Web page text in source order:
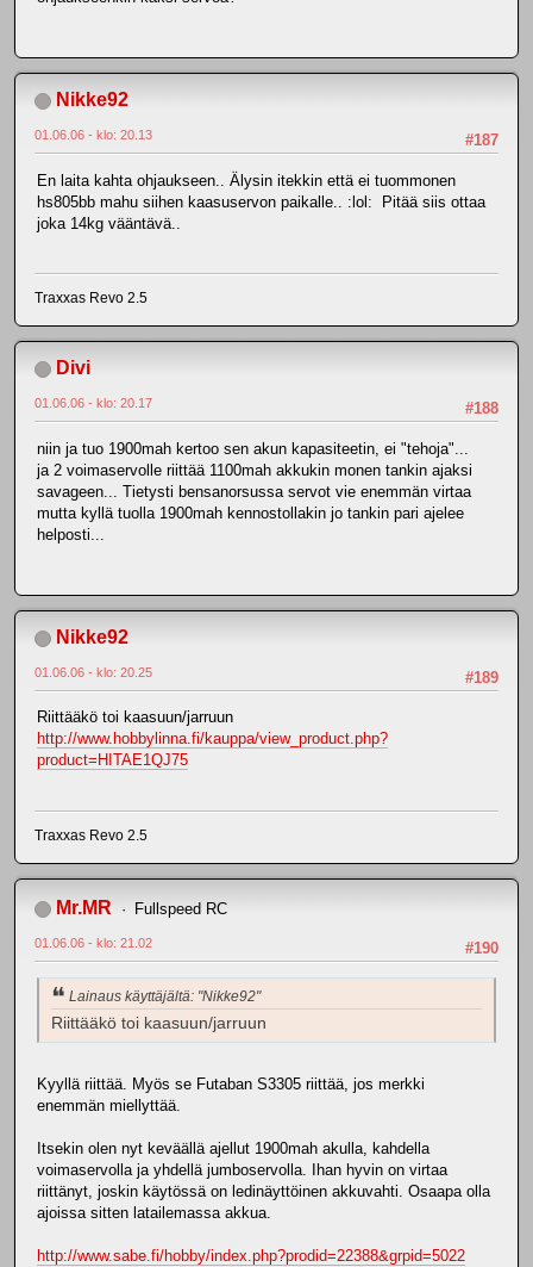
Nikke92
#187
01.06.06 - klo: 20.13
En laita kahta ohjaukseen.. Älysin itekkin että ei tuommonen
hs805bb mahu siihen kaasuservon paikalle.. :lol: Pitää siis ottaa
joka 14kg vääntävä..
Traxxas Revo 2.5
Divi
#188
01.06.06 - klo: 20.17
niin ja tuo 1900mah kertoo sen akun kapasiteetin, ei "tehoja"...
ja 2 voimaservolle riittää 1100mah akkukin monen tankin ajaksi
savageen... Tietysti bensanorsussa servot vie enemmän virtaa
mutta kyllä tuolla 1900mah kennostollakin jo tankin pari ajelee
helposti...
Nikke92
#189
01.06.06 - klo: 20.25
Riittääkö toi kaasuun/jarruun
http://www.hobbylinna.fi/kauppa/view_product.php?
product=HITAE1QJ75
Traxxas Revo 2.5
Mr.MR Fullspeed RC
#190
01.06.06 - klo: 21.02
Lainaus käyttäjältä: "Nikke92"
Riittääkö toi kaasuun/jarruun
Kyyllä riittää. Myös se Futaban S3305 riittää, jos merkki
enemmän miellyttää.
Itsekin olen nyt keväällä ajellut 1900mah akulla, kahdella
voimaservolla ja yhdellä jumboservolla. Ihan hyvin on virtaa
riittänyt, joskin käytössä on ledinäyttöinen akkuvahti. Osaapa olla
ajoissa sitten latailemassa akkua.
http://www.sabe.fi/hobby/index.php?prodid=22388&grpid=5022